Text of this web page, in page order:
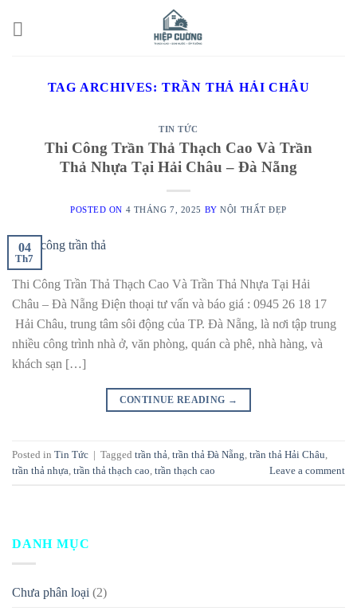
TAG ARCHIVES: TRẦN THẢ HẢI CHÂU
TIN TỨC
Thi Công Trần Thả Thạch Cao Và Trần
Thả Nhựa Tại Hải Châu – Đà Nẵng
POSTED ON 4 THÁNG 7, 2025 BYNỘI THẤT ĐẸP
04
Th7
Thi Công Trần Thả Thạch Cao Và Trần Thả Nhựa Tại Hải
Châu – Đà Nẵng Điện thoại tư vấn và báo giá : 0945 26 18 17
Hải Châu, trung tâm sôi động của TP. Đà Nẵng, là nơi tập trung
nhiều công trình nhà ở, văn phòng, quán cà phê, nhà hàng, và
khách sạn […]
CONTINUE READING →
Posted in Tin Tức | Tagged trần thả, trần thả Đà Nẵng, trần thả Hải Châu,
trần thả nhựa, trần thả thạch cao, trần thạch cao Leave a comment
DANH MỤC
Chưa phân loại (2)